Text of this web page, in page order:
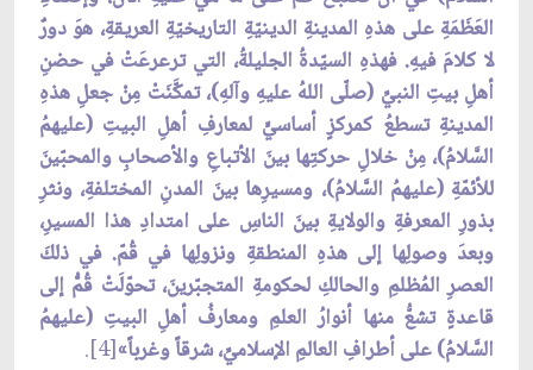
العَظَمَةِ على هذهِ المدينةِ الدينيّةِ التاريخيّةِ العريقةِ، هوَ دورٌ
لا كلامَ فيهِ. فهذهِ السيّدةُ الجليلةُ، التي ترعرعَتْ في حضنِ
أهلِ بيتِ النبيِّ (صلّى اللهُ عليهِ وآلهِ)، تمكَّنَتْ مِنْ جعلِ هذهِ
المدينةِ تسطعُ كمركزٍ أساسيٍّ لمعارفِ أهلِ البيتِ (عليهمُ
السَّلامُ)، مِنْ خلالِ حركتِها بينَ الأتباعِ والأصحابِ والمحبّينَ
للأئمّةِ (عليهمُ السَّلامُ)، ومسيرِها بينَ المدنِ المختلفةِ، ونثرِ
بذورِ المعرفةِ والولايةِ بينَ الناسِ على امتدادِ هذا المسيرِ،
وبعدَ وصولِها إلى هذهِ المنطقةِ ونزولِها في قُمّ. في ذلكَ
العصرِ المُظلمِ والحالكِ لحكومةِ المتجبّرينَ، تحوّلَتْ قُمُّ إلى
قاعدةٍ تشعُّ منها أنوارُ العلمِ ومعارفُ أهلِ البيتِ (عليهمُ
السَّلامُ) على أطرافِ العالمِ الإسلاميِّ، شرقاً وغرباً»[4].